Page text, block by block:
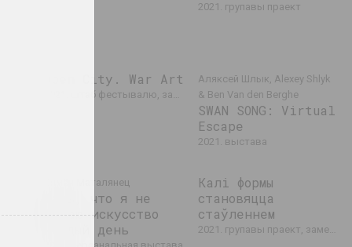
2021. групавы праект
Open City. War Art
2021. штаб фестывалю, замежнае падзея
Аляксей Шлык, Alexey Shlyk
& Ben Van den Berghe
SWAN SONG: Virtual
Escape
2021. выстава
Сямён Маталянец
Жаль, что я не
делаю искусство
каждый день
Калі формы
становяцца
стаўленнем
2021. групавы праект, замежнае падзея, выстава